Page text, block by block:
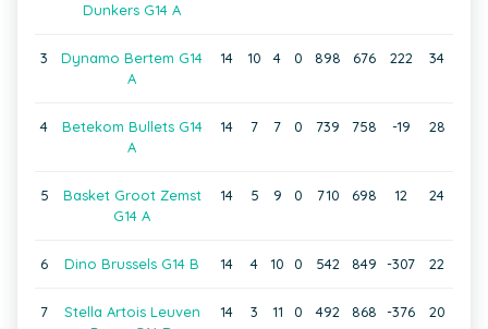
Dunkers G14 A
3
Dynamo Bertem G14
A
14 10 4 0 898 676 222 34
4
Betekom Bullets G14
A
14 7 7 0 739 758 -19 28
5
Basket Groot Zemst
G14 A
14 5 9 0 710 698 12 24
6 Dino Brussels G14 B 14 4 10 0 542 849 -307 22
7
Stella Artois Leuven
14 3 11 0 492 868 -376 20